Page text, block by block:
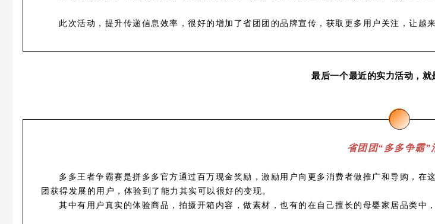
此次活动，提升传递信息效率，很好的增加了省团团的品牌宣传，获取更多用户关注，让越
最后一个最近的实力活动，
省团团“多多争霸”
多多王者争霸赛是拼多多官方通过百万现金奖励，激励用户向更多消费者做推广和导购，
团获得发展的用户，体验到了能力其实可以很好的变现。
其中有用户真实的体验商品，拍摄开箱内容，做素材，也有的在自己擅长的母婴家居品类中